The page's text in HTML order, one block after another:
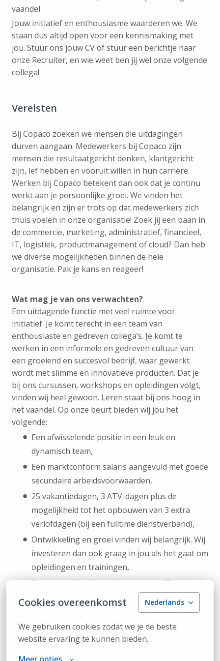
Cookies overeenkomst Nederlands
We gebruiken cookies zodat we je de beste
website ervaring te kunnen bieden.
vaandel.
Jouw initiatief en enthousiasme waarderen we. We
staan dus altijd open voor een kennismaking met
jou. Stuur ons jouw CV of stuur een berichtje naar
onze Recruiter, en wie weet ben jij wel onze volgende
collega!
Vereisten
Bij Copaco zoeken we mensen die uitdagingen
durven aangaan. Medewerkers bij Copaco zijn
mensen die resultaatgericht denken, klantgericht
zijn, lef hebben en vooruit willen in hun carrière.
Werken bij Copaco betekent dan ook dat je continu
werkt aan je persoonlijke groei. We vinden het
belangrijk en zijn er trots op dat medewerkers zich
thuis voelen in onze organisatie! Zoek jij een baan in
de commercie, marketing, administratief, financieel,
IT, logistiek, productmanagement of cloud? Dan heb
we diverse mogelijkheden binnen de hele
organisatie. Pak je kans en reageer!
Wat mag je van ons verwachten?
Een uitdagende functie met veel ruimte voor
initiatief. Je komt terecht in een team van
enthousiaste en gedreven collega’s. Je komt te
werken in een informele en gedreven cultuur van
een groeiend en succesvol bedrijf, waar gewerkt
wordt met slimme en innovatieve producten. Dat je
bij ons cursussen, workshops en opleidingen volgt,
vinden wij heel gewoon. Leren staat bij ons hoog in
het vaandel. Op onze beurt bieden wij jou het
volgende:
Een afwisselende positie in een leuk en
dynamisch team,
Een marktconform salaris aangevuld met goede
secundaire arbeidsvoorwaarden,
25 vakantiedagen, 3 ATV-dagen plus de
mogelijkheid tot het opbouwen van 3 extra
verlofdagen (bij een fulltime dienstverband),
Ontwikkeling en groei vinden wij belangrijk. Wij
investeren dan ook graag in jou als het gaat om
opleidingen en trainingen,
Een aantrekkelijke korting op onze IT en
gaming producten,
Als we op kantoor zijn staat er elke dag vers
fruit voor je klaar (en af en toe iets anders,
want successen vieren we samen!),
Gebruik maken van onze game-room met pool-